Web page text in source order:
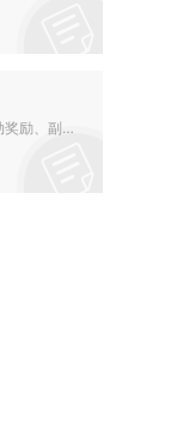
想要稳定获取练兵令，需依托日常任务、功勋奖励、副本挑战、活动...